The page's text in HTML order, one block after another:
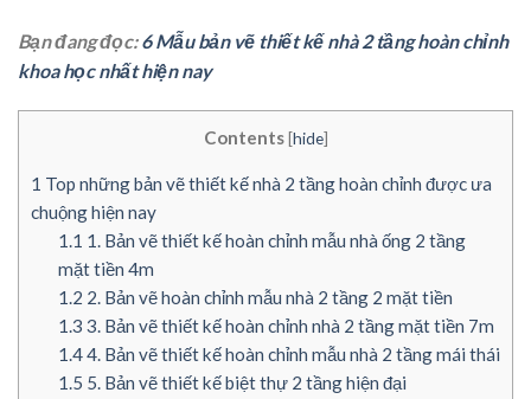
Bạn đang đọc:6 Mẫu bản vẽ thiết kế nhà 2 tầng hoàn chỉnh
khoa học nhất hiện nay
Contents [hide]
1 Top những bản vẽ thiết kế nhà 2 tầng hoàn chỉnh được ưa
chuộng hiện nay
1.1 1. Bản vẽ thiết kế hoàn chỉnh mẫu nhà ống 2 tầng
mặt tiền 4m
1.2 2. Bản vẽ hoàn chỉnh mẫu nhà 2 tầng 2 mặt tiền
1.3 3. Bản vẽ thiết kế hoàn chỉnh nhà 2 tầng mặt tiền 7m
1.44. Bản vẽ thiết kế hoàn chỉnh mẫu nhà 2 tầng mái thái
1.5 5. Bản vẽ thiết kế biệt thự 2 tầng hiện đại